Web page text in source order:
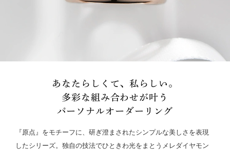
あなたらしくて、私らしい。
多彩な組み合わせが叶う
パーソナルオーダーリング
『原点』をモチーフに、研ぎ澄まされたシンプルな美しさを表現
したシリーズ。独自の技法でひときわ光をまとうメレダイヤモン